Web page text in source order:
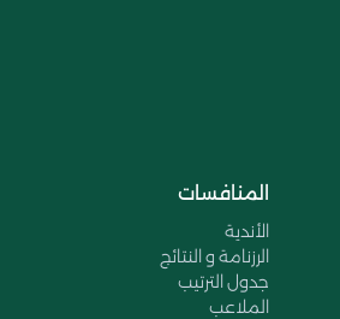
المنافسات
الأندية
الرزنامة و النتائج
جدول الترتيب
الملاعب